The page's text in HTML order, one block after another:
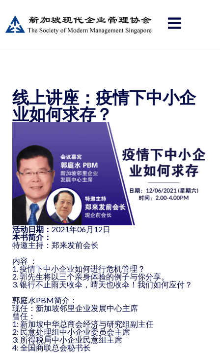
线上讲座：疫情下中小企
业如何求存？
活动日期： 2021年06月12日
本书简介：
特邀主持：郑来发前会长
内容 ：
1. 疫情下中小企业如何进行危机管理？
2. 郭先生将以三个亲身体验的例子与你分享。
3. 银行不止雨天收伞，晴天也收伞！我们如何应付？
郭庭水PBM简介：
现任：新加坡邻里企业发展中心主席
曾任：
1: 新加坡中华总商会经济与研究组副主任
2: 民意处理组中小企业委员会主席
3: 所得税局中小企业民意组主席
4: 全国商联总会秘书长